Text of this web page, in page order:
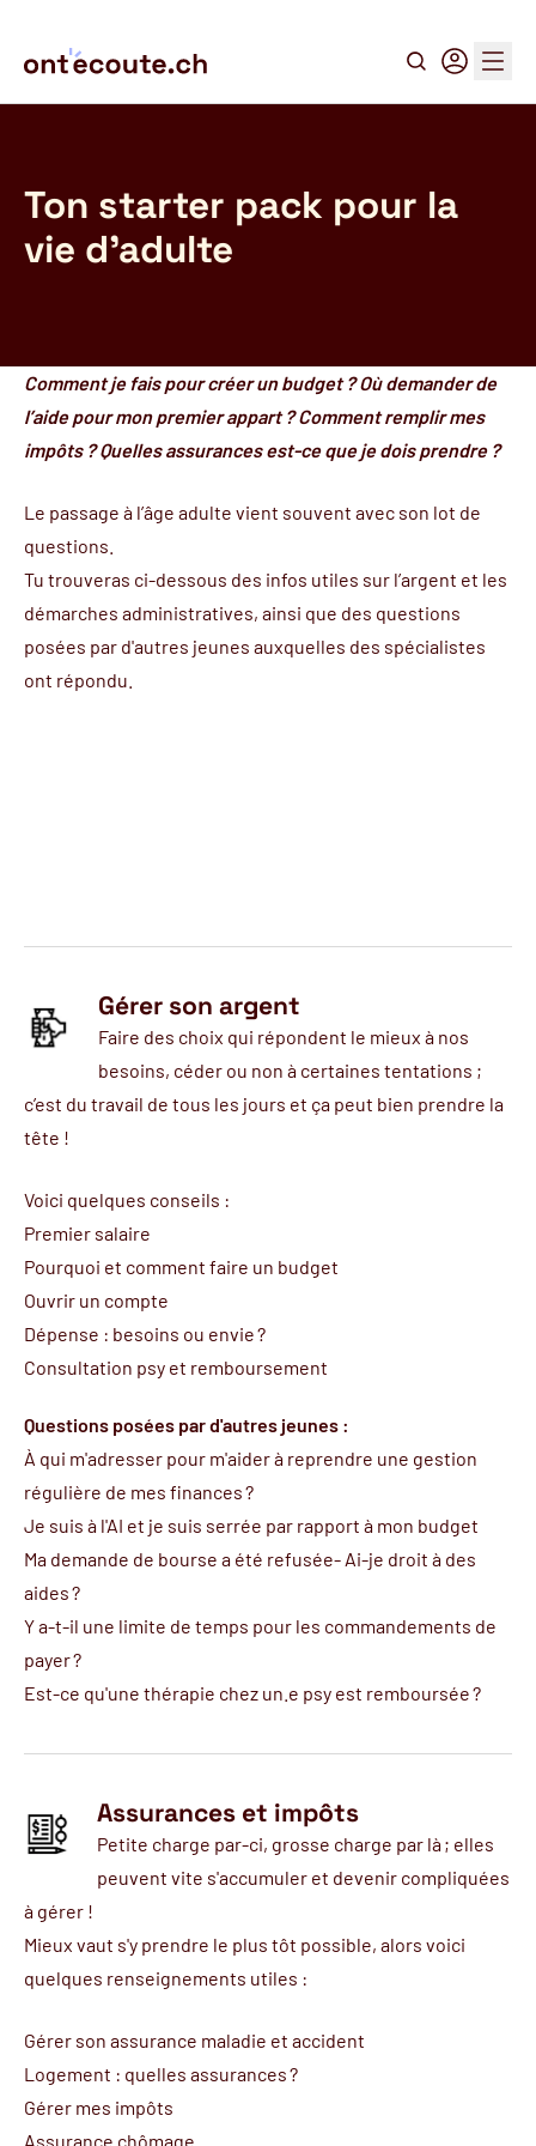
Recherche
Connexion
Menu
Ton starter pack pour la
vie d'adulte
Comment je fais pour créer un budget ? Où demander de
l’aide pour mon premier appart ? Comment remplir mes
impôts ? Quelles assurances est-ce que je dois prendre ?
Le passage à l’âge adulte vient souvent avec son lot de
questions.
Tu trouveras ci-dessous des infos utiles sur l’argent et les
démarches administratives, ainsi que des questions
posées par d'autres jeunes auxquelles des spécialistes
ont répondu.
Gérer son argent
Faire des choix qui répondent le mieux à nos
besoins, céder ou non à certaines tentations ;
c’est du travail de tous les jours et ça peut bien prendre la
tête !
Voici quelques conseils :
Premier salaire
Pourquoi et comment faire un budget
Ouvrir un compte
Dépense : besoins ou envie ?
Consultation psy et remboursement
Questions posées par d'autres jeunes :
À qui m'adresser pour m'aider à reprendre une gestion
régulière de mes finances ?
Je suis à l'AI et je suis serrée par rapport à mon budget
Ma demande de bourse a été refusée- Ai-je droit à des
aides ?
Y a-t-il une limite de temps pour les commandements de
payer ?
Est-ce qu'une thérapie chez un.e psy est remboursée ?
Assurances et impôts
Petite charge par-ci, grosse charge par là ; elles
peuvent vite s'accumuler et devenir compliquées
à gérer !
Mieux vaut s'y prendre le plus tôt possible, alors voici
quelques renseignements utiles :
Gérer son assurance maladie et accident
Logement : quelles assurances ?
Gérer mes impôts
Assurance chômage